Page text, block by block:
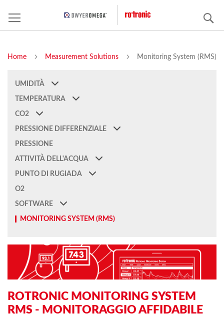
Home Measurement Solutions Monitoring System (RMS)
ROTRONIC MONITORING SYSTEM
RMS - MONITORAGGIO AFFIDABILE
UMIDITÀ
TEMPERATURA
CO2
PRESSIONE DIFFERENZIALE
PRESSIONE
ATTIVITÀ DELL'ACQUA
PUNTO DI RUGIADA
O2
SOFTWARE
MONITORING SYSTEM (RMS)